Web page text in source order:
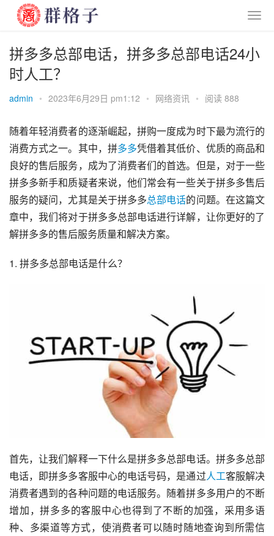
拼多多总部电话，拼多多总部电话24小
时人工？
admin • 2023年6月29日 pm1:12 • 网络资讯 • 阅读 888
随着年轻消费者的逐渐崛起，拼购一度成为时下最为流行的
消费方式之一。其中，拼多多凭借着其低价、优质的商品和
良好的售后服务，成为了消费者们的首选。但是，对于一些
拼多多新手和质疑者来说，他们常会有一些关于拼多多售后
服务的疑问，尤其是关于拼多多总部电话的问题。在这篇文
章中，我们将对于拼多多总部电话进行详解，让你更好的了
解拼多多的售后服务质量和解决方案。
1. 拼多多总部电话是什么？
首先，让我们解释一下什么是拼多多总部电话。拼多多总部
电话，即拼多多客服中心的电话号码，是通过人工客服解决
消费者遇到的各种问题的电话服务。随着拼多多用户的不断
增加，拼多多的客服中心也得到了不断的加强，采用多语
种、多渠道等方式，使消费者可以随时随地查询到所需信